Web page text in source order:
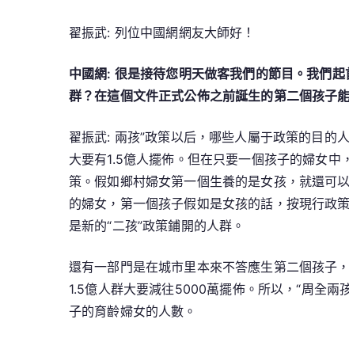
翟振武: 列位中國網網友大師好！
中國網: 很是接待您明天做客我們的節目。我們
群？在這個文件正式公佈之前誕生的第二個孩子
翟振武: 兩孩”政策以后，哪些人屬于政策的目的
大要有1.5億人擺佈。但在只要一個孩子的婦女
策。假如鄉村婦女第一個生養的是女孩，就還可
的婦女，第一個孩子假如是女孩的話，按現行政
是新的“二孩”政策鋪開的人群。
還有一部門是在城市里本來不答應生第二個孩子
1.5億人群大要減往5000萬擺佈。所以，“周全兩
子的育齡婦女的人數。